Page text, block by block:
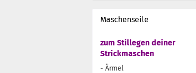
Maschenseile
zum Stillegen deiner
Strickmaschen
- Ärmel